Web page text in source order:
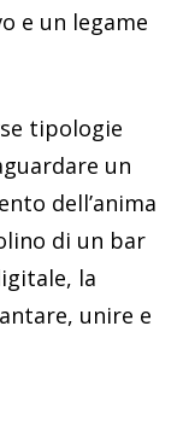
e un legame
tipologie
un
dell’anima
di un bar
la
unire e